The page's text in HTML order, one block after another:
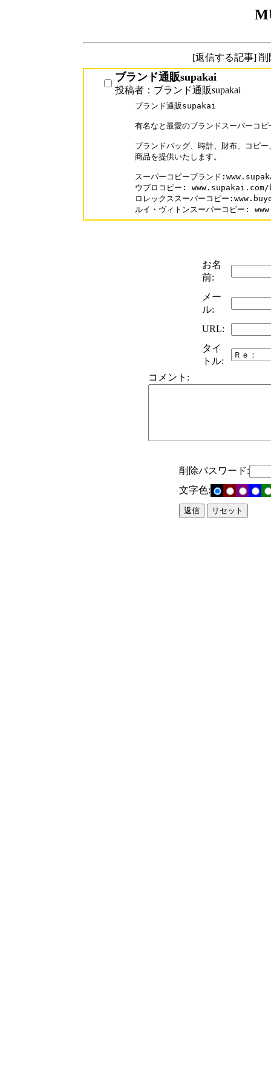
[返信する記事]
ブランド通販supakai
投稿者：ブランド通販supakai
ブランド通販supakai
有名なと最愛のブランドスーパーコ
ブランドバッグ、時計、財布、コピ
商品を提供いたします。
スーパーコピーブランド
ウブロコピー:
ロレックススーパーコピー
ルイ・ヴィトンスーパーコピー:
お名
前:
メー
ル:
URL:
タイ
トル:
コメント:
削除パスワード:
文字色: